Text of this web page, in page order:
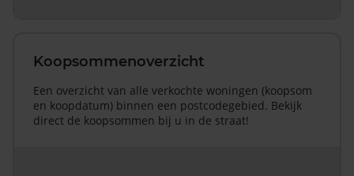
Koopsommenoverzicht
Een overzicht van alle verkochte woningen (koopsom
en koopdatum) binnen een postcodegebied. Bekijk
direct de koopsommen bij u in de straat!